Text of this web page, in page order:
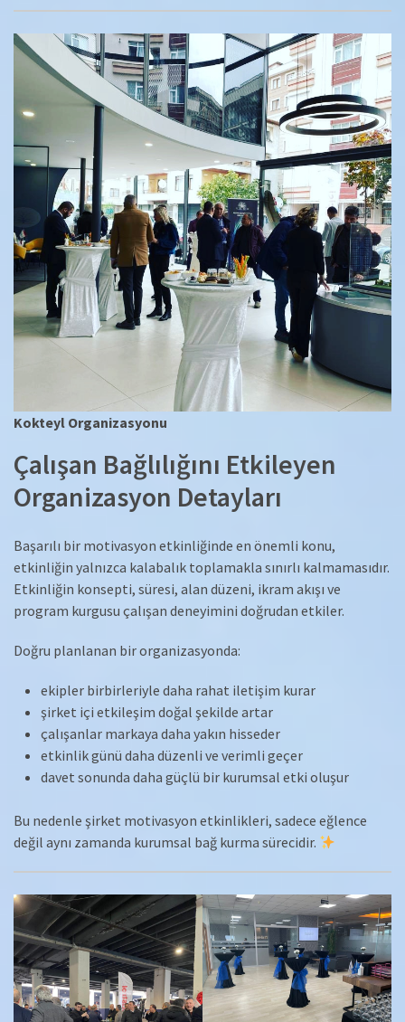
Kokteyl Organizasyonu
Çalışan Bağlılığını Etkileyen
Organizasyon Detayları
Başarılı bir motivasyon etkinliğinde en önemli konu,
etkinliğin yalnızca kalabalık toplamakla sınırlı kalmamasıdır.
Etkinliğin konsepti, süresi, alan düzeni, ikram akışı ve
program kurgusu çalışan deneyimini doğrudan etkiler.
Doğru planlanan bir organizasyonda:
ekipler birbirleriyle daha rahat iletişim kurar
şirket içi etkileşim doğal şekilde artar
çalışanlar markaya daha yakın hisseder
etkinlik günü daha düzenli ve verimli geçer
davet sonunda daha güçlü bir kurumsal etki oluşur
Bu nedenle şirket motivasyon etkinlikleri, sadece eğlence
değil aynı zamanda kurumsal bağ kurma sürecidir.